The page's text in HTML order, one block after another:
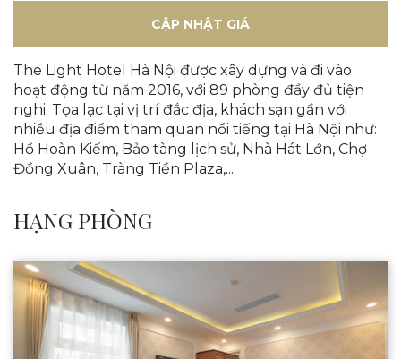
CẬP NHẬT GIÁ
The Light Hotel Hà Nội được xây dựng và đi vào
hoạt động từ năm 2016, với 89 phòng đầy đủ tiện
nghi. Tọa lạc tại vị trí đắc địa, khách sạn gần với
nhiều địa điểm tham quan nổi tiếng tại Hà Nội như:
Hồ Hoàn Kiếm, Bảo tàng lịch sử, Nhà Hát Lớn, Chợ
Đồng Xuân, Tràng Tiền Plaza,...
HẠNG PHÒNG